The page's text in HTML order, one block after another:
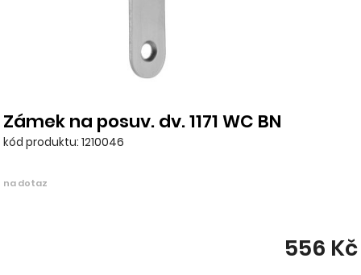
Zámek na posuv. dv. 1171 WC BN
kód produktu: 1210046
na dotaz
556 Kč